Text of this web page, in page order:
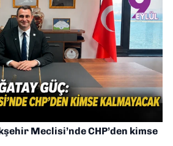
Meclisi’nde CHP’den kimse